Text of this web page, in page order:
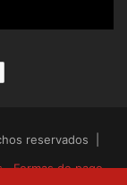
reservados |
Formas de pago